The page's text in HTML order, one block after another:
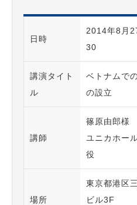
日時
2014年8月
30
講演タイト
ル
ベトナムで
の設立
講師
篠原由郎様
ユニカホー
役
場所
東京都港区
ビル3F